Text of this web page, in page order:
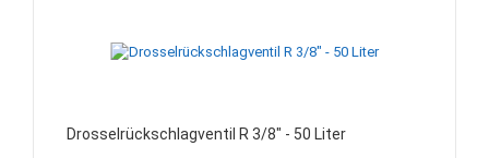
Drosselrückschlagventil R 3/8" - 50 Liter